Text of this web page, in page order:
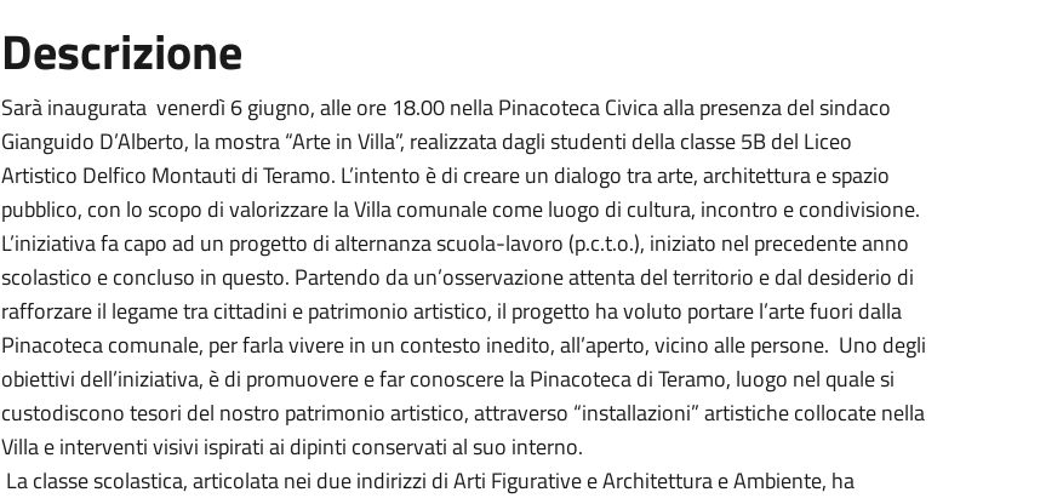
Descrizione
Sarà inaugurata venerdì 6 giugno, alle ore 18.00 nella Pinacoteca Civica alla presenza del sindaco
Gianguido D’Alberto, la mostra “Arte in Villa”, realizzata dagli studenti della classe 5B del Liceo
Artistico Delfico Montauti di Teramo. L’intento è di creare un dialogo tra arte, architettura e spazio
pubblico, con lo scopo di valorizzare la Villa comunale come luogo di cultura, incontro e condivisione.
L’iniziativa fa capo ad un progetto di alternanza scuola-lavoro (p.c.t.o.), iniziato nel precedente anno
scolastico e concluso in questo. Partendo da un’osservazione attenta del territorio e dal desiderio di
rafforzare il legame tra cittadini e patrimonio artistico, il progetto ha voluto portare l’arte fuori dalla
Pinacoteca comunale, per farla vivere in un contesto inedito, all’aperto, vicino alle persone. Uno degli
obiettivi dell’iniziativa, è di promuovere e far conoscere la Pinacoteca di Teramo, luogo nel quale si
custodiscono tesori del nostro patrimonio artistico, attraverso “installazioni” artistiche collocate nella
Villa e interventi visivi ispirati ai dipinti conservati al suo interno.
La classe scolastica, articolata nei due indirizzi di Arti Figurative e Architettura e Ambiente, ha